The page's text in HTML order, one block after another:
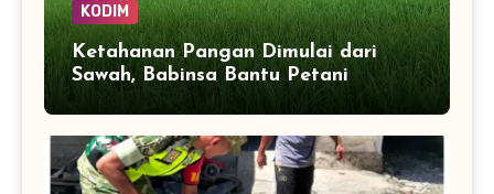
KODIM
Ketahanan Pangan Dimulai dari
Sawah, Babinsa Bantu Petani
Kendalikan Hama Tanaman